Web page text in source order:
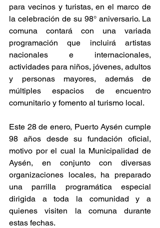
para vecinos y turistas, en el marco de
la celebración de su 98° aniversario. La
comuna contará con una variada
programación que incluirá artistas
nacionales e internacionales,
actividades para niños, jóvenes, adultos
y personas mayores, además de
múltiples espacios de encuentro
comunitario y fomento al turismo local.
Este 28 de enero, Puerto Aysén cumple
98 años desde su fundación oficial,
motivo por el cual la Municipalidad de
Aysén, en conjunto con diversas
organizaciones locales, ha preparado
una parrilla programática especial
dirigida a toda la comunidad y a
quienes visiten la comuna durante
estas fechas.